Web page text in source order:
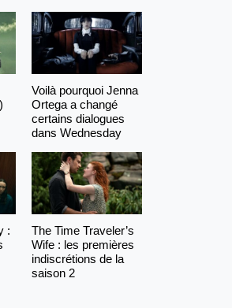
Voilà pourquoi Jenna
Ortega a changé
certains dialogues
dans Wednesday
:
The Time Traveler’s
Wife : les premières
indiscrétions de la
saison 2